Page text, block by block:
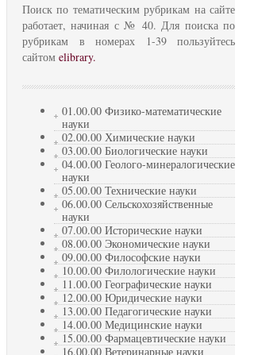
Поиск по тематическим рубрикам на сайте
работает, начиная с № 40. Для поиска по
рубрикам в номерах 1-39 пользуйтесь
сайтом elibrary.
01.00.00 Физико-математические
науки
02.00.00 Химические науки
03.00.00 Биологические науки
04.00.00 Геолого-минералогические
науки
05.00.00 Технические науки
06.00.00 Сельскохозяйственные
науки
07.00.00 Исторические науки
08.00.00 Экономические науки
09.00.00 Философские науки
10.00.00 Филологические науки
11.00.00 Географические науки
12.00.00 Юридические науки
13.00.00 Педагогические науки
14.00.00 Медицинские науки
15.00.00 Фармацевтические науки
16.00.00 Ветеринарные науки